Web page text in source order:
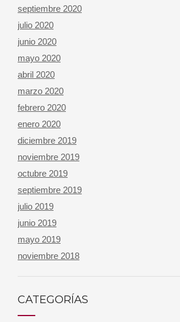
septiembre 2020
julio 2020
junio 2020
mayo 2020
abril 2020
marzo 2020
febrero 2020
enero 2020
diciembre 2019
noviembre 2019
octubre 2019
septiembre 2019
julio 2019
junio 2019
mayo 2019
noviembre 2018
CATEGORÍAS